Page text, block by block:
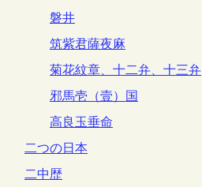
磐井
筑紫君薩夜麻
菊花紋章、十二弁、十三弁
邪馬壱（壹）国
高良玉垂命
二つの日本
二中歴